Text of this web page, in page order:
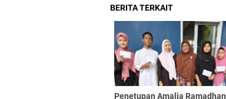
BERITA TERKAIT
Penetupan Amalia Ramadhan